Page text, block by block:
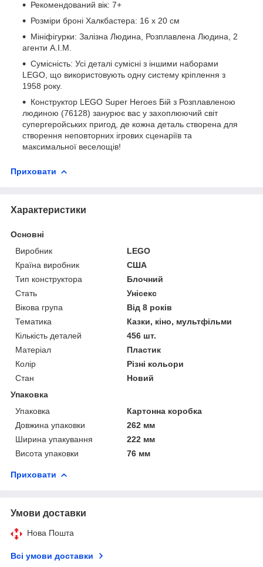
Рекомендований вік: 7+
Розміри броні Халкбастера: 16 х 20 см
Мініфігурки: Залізна Людина, Розплавлена Людина, 2
агенти А.І.М.
Сумісність: Усі деталі сумісні з іншими наборами
LEGO, що використовують одну систему кріплення з
1958 року.
Конструктор LEGO Super Heroes Бій з Розплавленою
людиною (76128) занурює вас у захоплюючий світ
супергеройських пригод, де кожна деталь створена для
створення неповторних ігрових сценаріїв та
максимальної веселощів!
Приховати
Характеристики
Основні
Виробник
LEGO
Країна виробник
США
Тип конструктора
Блочний
Стать
Унісекс
Вікова група
Від 8 років
Тематика
Казки, кіно, мультфільми
Кількість деталей
456 шт.
Матеріал
Пластик
Колір
Різні кольори
Стан
Новий
Упаковка
Упаковка
Картонна коробка
Довжина упаковки
262 мм
Ширина упакування
222 мм
Висота упаковки
76 мм
Приховати
Умови доставки
Нова Пошта
Всі умови доставки